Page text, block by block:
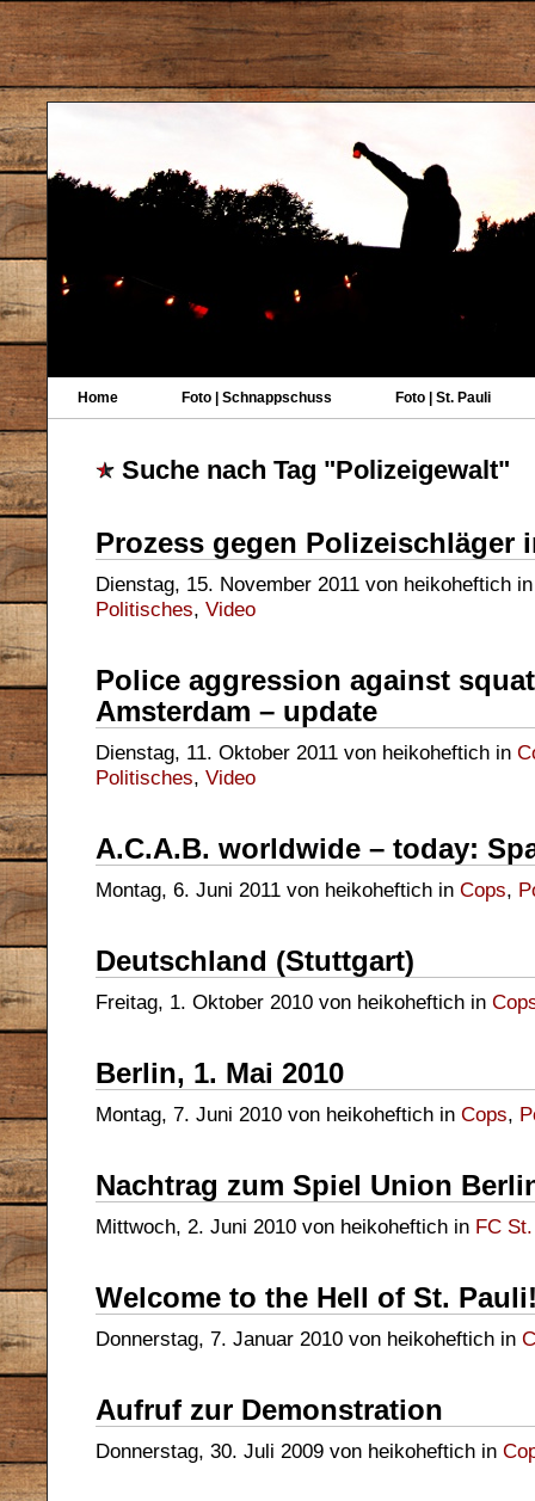
Home Foto | Schnappschuss Foto | St. Pauli
Suche nach Tag "Polizeigewalt"
Prozess gegen Polizeischläger
Dienstag, 15. November 2011 von heikoheftich
Politisches, Video
Police aggression against
Amsterdam – update
Dienstag, 11. Oktober 2011 von heikoheftich in
Politisches, Video
A.C.A.B. worldwide – today:
Montag, 6. Juni 2011 von heikoheftich in Cops,
Deutschland (Stuttgart)
Freitag, 1. Oktober 2010 von heikoheftich in
Berlin, 1. Mai 2010
Montag, 7. Juni 2010 von heikoheftich in Cops,
Nachtrag zum Spiel Union
Mittwoch, 2. Juni 2010 von heikoheftich in FC
Welcome to the Hell of St.
Donnerstag, 7. Januar 2010 von heikoheftich in
Aufruf zur Demonstration
Donnerstag, 30. Juli 2009 von heikoheftich in